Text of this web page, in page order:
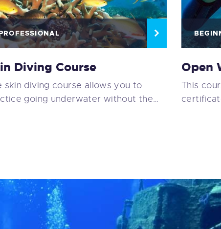
Diving Course
skin diving course allows you to
going underwater without the…
Open
This